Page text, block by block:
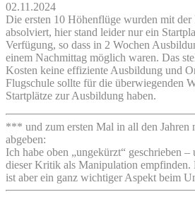
02.11.2024
Die ersten 10 Höhenflüge wurden mit
absolviert, hier stand leider nur ein
Verfügung, so dass in 2 Wochen
einem Nachmittag möglich waren. Das
Kosten keine effiziente Ausbildung und
Flugschule sollte für die überwiegenden
Startplätze zur Ausbildung haben.
*** und zum ersten Mal in all den Jahren
abgeben:
Ich habe oben „ungekürzt“ geschrieben –
dieser Kritik als Manipulation
ist aber ein ganz wichtiger Aspekt beim